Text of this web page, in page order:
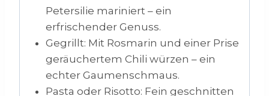
Petersilie mariniert – ein
erfrischender Genuss.
Gegrillt: Mit Rosmarin und einer Prise
geräuchertem Chili würzen – ein
echter Gaumenschmaus.
Pasta oder Risotto: Fein geschnitten